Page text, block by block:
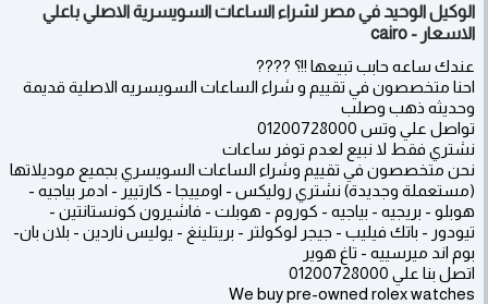
الوكيل الوحيد في مصر لشراء الساعات السويسرية الاصلي باعلي
الاسعار - cairo
عندك ساعه حابب تبيعها !!؟ ????
احنا متخصصون في تقييم و شراء الساعات السويسريه الاصلية قديمة
وحديثه ذهب وصلب
تواصل علي وتس 01200728000
نشتري فقط لا نبيع لعدم توفر ساعات
نحن متخصصون في تقييم وشراء الساعات السويسري بجميع موديلاتها
(مستعملة وجديدة) نشتري روليكس - اومييجا - كارتيير - ادمر بياجيه -
هوبلو - بريجيه - بياجيه - كوروم - هوبلت - فاشيرون كونستانتين -
تيودور - باتك فيليب - جيجر لوكولتر - بريتلينغ - يوليس ناردين - بلان بان-
بوم اند ميرسييه - تاغ هوير
اتصل بنا علي 01200728000
We buy pre-owned rolex watches